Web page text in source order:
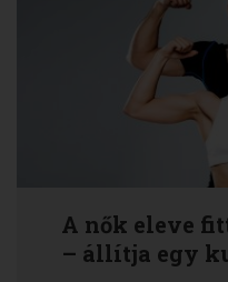
A nők eleve
– állítja egy